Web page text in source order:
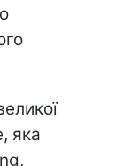
яка